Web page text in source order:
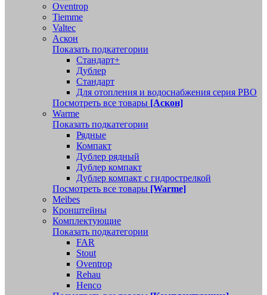
Oventrop
Tiemme
Valtec
Аскон
Показать подкатегории
Стандарт+
Дублер
Стандарт
Для отопления и водоснабжения серия РВО
Посмотреть все товары [Аскон]
Warme
Показать подкатегории
Рядные
Компакт
Дублер рядный
Дублер компакт
Дублер компакт с гидрострелкой
Посмотреть все товары [Warme]
Meibes
Кронштейны
Комплектующие
Показать подкатегории
FAR
Stout
Oventrop
Rehau
Henco